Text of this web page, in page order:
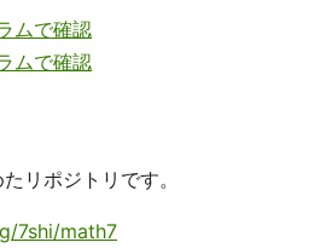
ムで確認
ムで確認
リポジトリです。
7shi/math7